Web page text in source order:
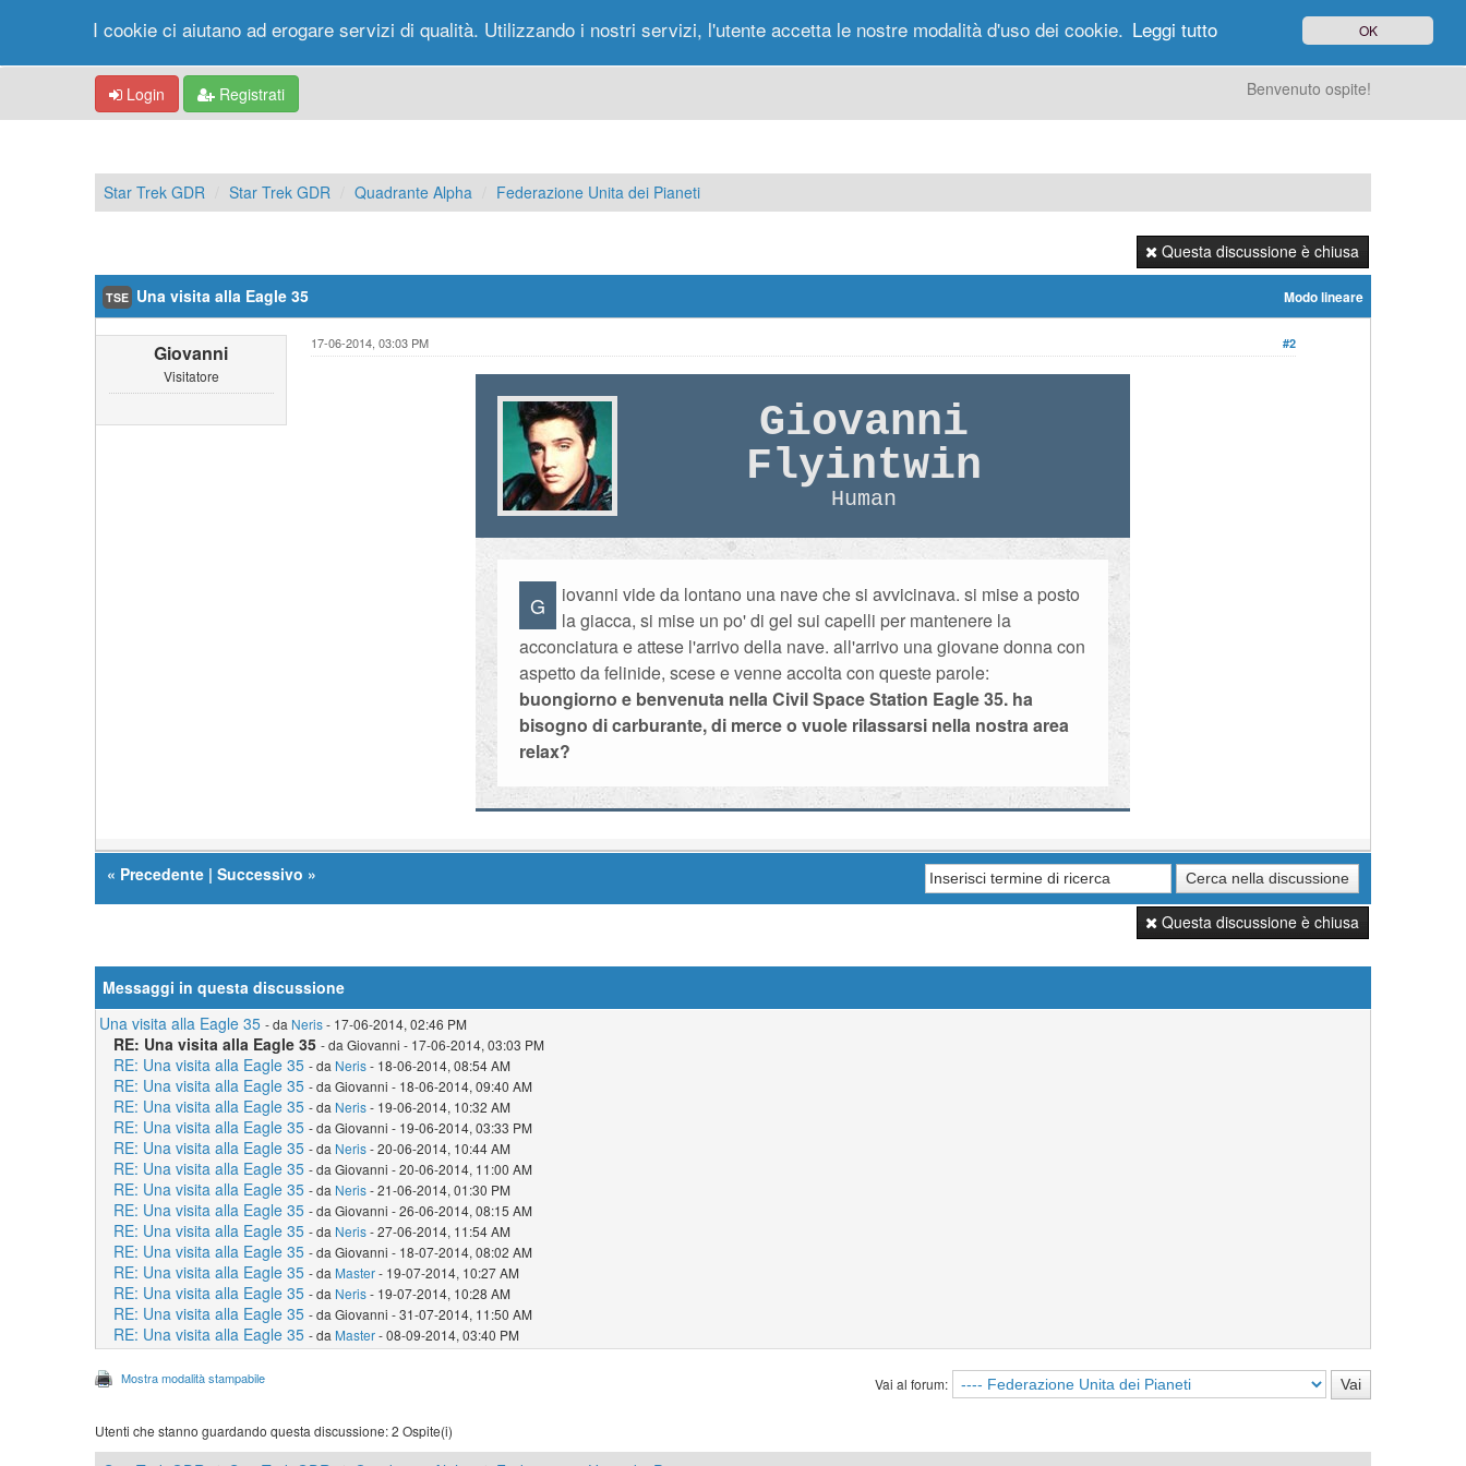
Portale Forum Nuovi Messaggi Messaggi di Oggi Ricerca Utenti
Login Registrati Benvenuto ospite!
Star Trek GDR Star Trek GDR Quadrante Alpha Federazione Unita dei Pianeti
Questa discussione è chiusa
Modo lineare
TSE Una visita alla Eagle 35
Giovanni
Visitatore
#2
17-06-2014, 03:03 PM
Giovanni
Flyintwin
Human
G
iovanni vide da lontano una nave che si avvicinava. si mise a posto
la giacca, si mise un po' di gel sui capelli per mantenere la
acconciatura e attese l'arrivo della nave. all'arrivo una giovane donna con
aspetto da felinide, scese e venne accolta con queste parole:
buongiorno e benvenuta nella Civil Space Station Eagle 35. ha
bisogno di carburante, di merce o vuole rilassarsi nella nostra area
relax?
« Precedente | Successivo »
Questa discussione è chiusa
Messaggi in questa discussione
Una visita alla Eagle 35 - da Neris- 17-06-2014, 02:46 PM
RE: Una visita alla Eagle 35 - da Giovanni - 17-06-2014, 03:03 PM
RE: Una visita alla Eagle 35 - da Neris- 18-06-2014, 08:54 AM
RE: Una visita alla Eagle 35 - da Giovanni - 18-06-2014, 09:40 AM
RE: Una visita alla Eagle 35 - da Neris- 19-06-2014, 10:32 AM
RE: Una visita alla Eagle 35 - da Giovanni - 19-06-2014, 03:33 PM
RE: Una visita alla Eagle 35 - da Neris- 20-06-2014, 10:44 AM
RE: Una visita alla Eagle 35 - da Giovanni - 20-06-2014, 11:00 AM
RE: Una visita alla Eagle 35 - da Neris- 21-06-2014, 01:30 PM
RE: Una visita alla Eagle 35 - da Giovanni - 26-06-2014, 08:15 AM
RE: Una visita alla Eagle 35 - da Neris- 27-06-2014, 11:54 AM
RE: Una visita alla Eagle 35 - da Giovanni - 18-07-2014, 08:02 AM
RE: Una visita alla Eagle 35 - da Master- 19-07-2014, 10:27 AM
RE: Una visita alla Eagle 35 - da Neris- 19-07-2014, 10:28 AM
RE: Una visita alla Eagle 35 - da Giovanni - 31-07-2014, 11:50 AM
RE: Una visita alla Eagle 35 - da Master- 08-09-2014, 03:40 PM
Mostra modalità stampabile Vai al forum:
Utenti che stanno guardando questa discussione: 2 Ospite(i)
I cookie ci aiutano ad erogare servizi di qualità. Utilizzando i nostri servizi, l'utente accetta le nostre modalità d'uso dei cookie. Leggi tutto OK